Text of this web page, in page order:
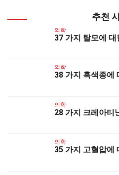
추천
의학
37 가지 탈모에 대
의학
38 가지 흑색종에
의학
28 가지 크레아티
의학
35 가지 고혈압에